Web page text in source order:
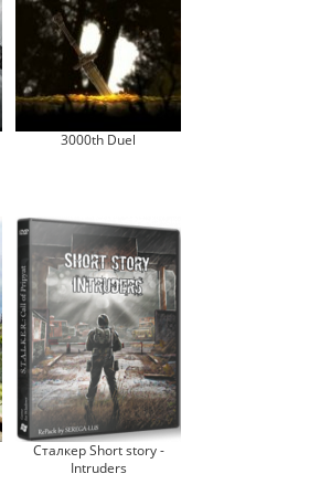
3000th Duel
Сталкер Short story -
Intruders